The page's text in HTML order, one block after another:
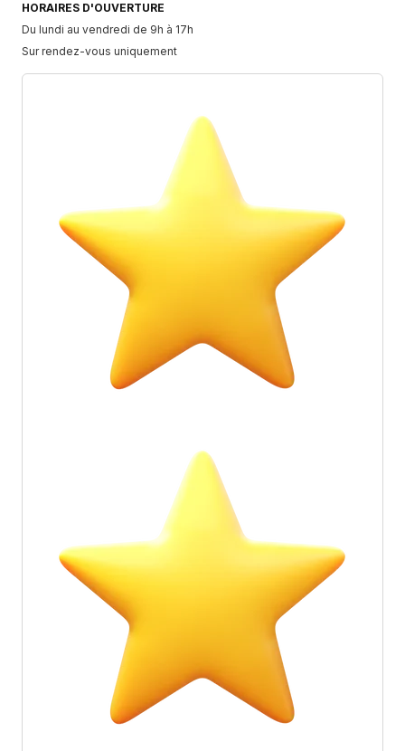
HORAIRES D'OUVERTURE
Du lundi au vendredi de 9h à 17h
Sur rendez-vous uniquement